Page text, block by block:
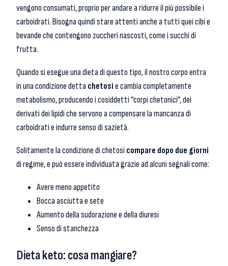
vengono consumati, proprio per andare a ridurre il più possibile i
carboidrati. Bisogna quindi stare attenti anche a tutti quei cibi e
bevande che contengono zuccheri nascosti, come i succhi di
frutta.
Quando si esegue una dieta di questo tipo, il nostro corpo entra
in una condizione detta chetosie cambia completamente
metabolismo, producendo i cosiddetti “corpi chetonici”, dei
derivati dei lipidi che servono a compensare la mancanza di
carboidrati e indurre senso di sazietà.
Solitamente la condizione di chetosi compare dopo due giorni
di regime, e può essere individuata grazie ad alcuni segnali come:
Avere meno appetito
Bocca asciutta e sete
Aumento della sudorazione e della diuresi
Senso di stanchezza
Dieta keto: cosa mangiare?